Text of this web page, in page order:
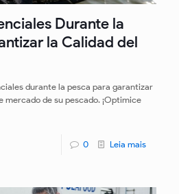
Durante la
la Calidad del
durante la pesca para garantizar
mercado de su pescado. ¡Optimice
0 Leia mais